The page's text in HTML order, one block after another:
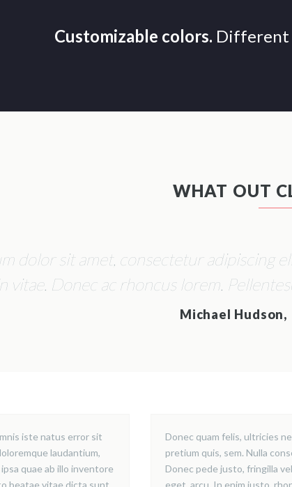
Customizable colors. Different
WHAT OUT
dolor sit amet, consectetur adipiscing
vitae. Donec ac rhoncus lorem.
Michael Hudson,
iste natus error sit
laudantium,
quae ab illo inventore
beatae vitae dicta sunt
Donec quam felis, ultricies
pretium quis, sem. Nulla
Donec pede justo, fringilla
eget, arcu. In enim justo,